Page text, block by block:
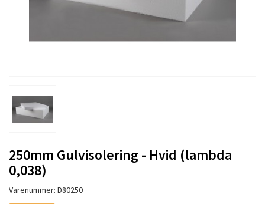
250mm Gulvisolering - Hvid (lambda
0,038)
Varenummer: D80250